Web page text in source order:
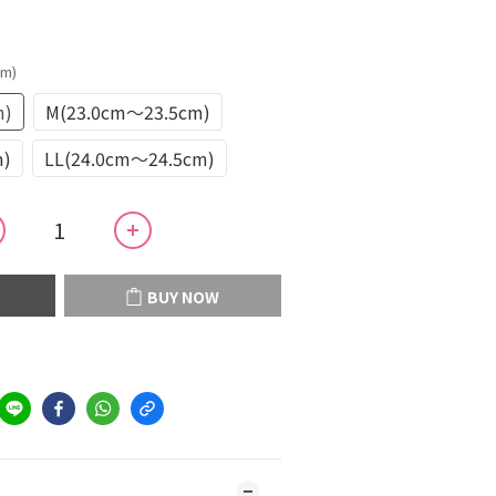
M(23.0cm～23.5cm)
LL(24.0cm～24.5cm)
BUY NOW